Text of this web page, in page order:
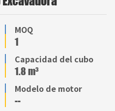
MOQ
1
Capacidad del cubo
1.8 m³
Modelo de motor
--